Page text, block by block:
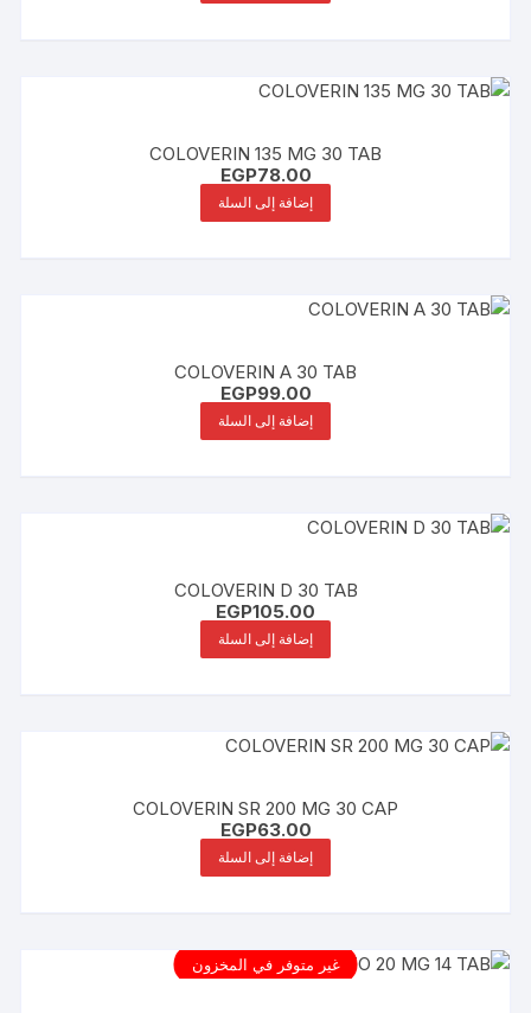
COLOVERIN 135 MG 30 TAB
EGP78.00
إضافة إلى السلة
COLOVERIN A 30 TAB
EGP99.00
إضافة إلى السلة
COLOVERIN D 30 TAB
EGP105.00
إضافة إلى السلة
COLOVERIN SR 200 MG 30 CAP
EGP63.00
إضافة إلى السلة
غير متوفر في المخزون